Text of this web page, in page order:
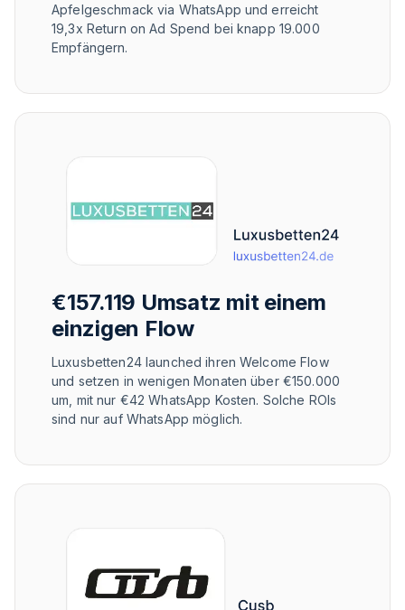
Apfelgeschmack via WhatsApp und erreicht
19,3x Return on Ad Spend bei knapp 19.000
Empfängern.
€157.119 Umsatz mit einem
einzigen Flow
Luxusbetten24 launched ihren Welcome Flow
und setzen in wenigen Monaten über €150.000
um, mit nur €42 WhatsApp Kosten. Solche ROIs
sind nur auf WhatsApp möglich.